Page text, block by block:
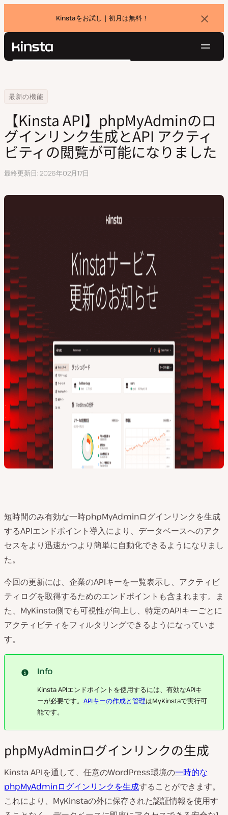
Kinstaをお試し｜初月は無料！
バ
ナ
を
Kinsta®
ョ
ン
価格設定
お問い合わせ
検
Home
最新の機能
【Kinsta API】phpMyAdminのログインリンク生成とAPI アクティビ
【Kinsta API】phpMyAdminのロ
グインリンク生成とAPI アクティ
ビティの閲覧が可能になりました
最終更新日 2026年02月17日
短時間のみ有効な一時phpMyAdminログインリンクを生成
するAPIエンドポイント導入により、データベースへのアク
セスをより迅速かつより簡単に自動化できるようになりまし
た。
今回の更新には、企業のAPIキーを一覧表示し、アクティビ
ティログを取得するためのエンドポイントも含まれます。ま
た、MyKinsta側でも可視性が向上し、特定のAPIキーごとに
アクティビティをフィルタリングできるようになっていま
す。
Info
Kinsta APIエンドポイントを使用するには、有効なAPIキ
ーが必要です。 APIキーの作成と管理はMyKinstaで実行可
能です。
phpMyAdminログインリンクの生成
Kinsta APIを通して、任意のWordPress環境の一時的な
phpMyAdminログインリンクを生成することができます。
これにより、MyKinstaの外に保存された認証情報を使用す